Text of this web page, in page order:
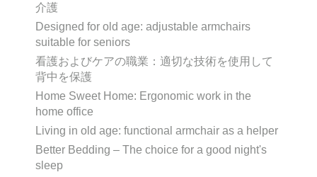
介護
Designed for old age: adjustable armchairs
suitable for seniors
看護およびケアの職業：適切な技術を使用して
背中を保護
Home Sweet Home: Ergonomic work in the
home office
Living in old age: functional armchair as a helper
Better Bedding – The choice for a good night's
sleep